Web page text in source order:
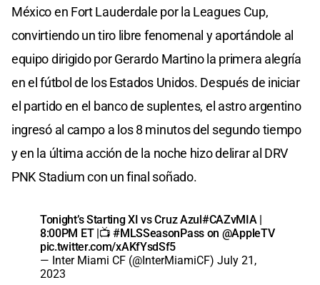
México en Fort Lauderdale por la Leagues Cup,
convirtiendo un tiro libre fenomenal y aportándole al
equipo dirigido por Gerardo Martino la primera alegría
en el fútbol de los Estados Unidos. Después de iniciar
el partido en el banco de suplentes, el astro argentino
ingresó al campo a los 8 minutos del segundo tiempo
y en la última acción de la noche hizo delirar al DRV
PNK Stadium con un final soñado.
Tonight’s Starting XI vs Cruz Azul #CAZvMIA|
8:00PM ET |📺#MLSSeasonPasson @AppleTV
pic.twitter.com/xAKfYsdSf5
— Inter Miami CF (@InterMiamiCF) July 21,
2023